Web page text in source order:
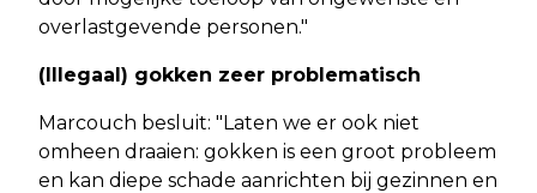
overlastgevende personen."
(Illegaal) gokken zeer problematisch
Marcouch besluit: "Laten we er ook niet
omheen draaien: gokken is een groot probleem
en kan diepe schade aanrichten bij gezinnen en